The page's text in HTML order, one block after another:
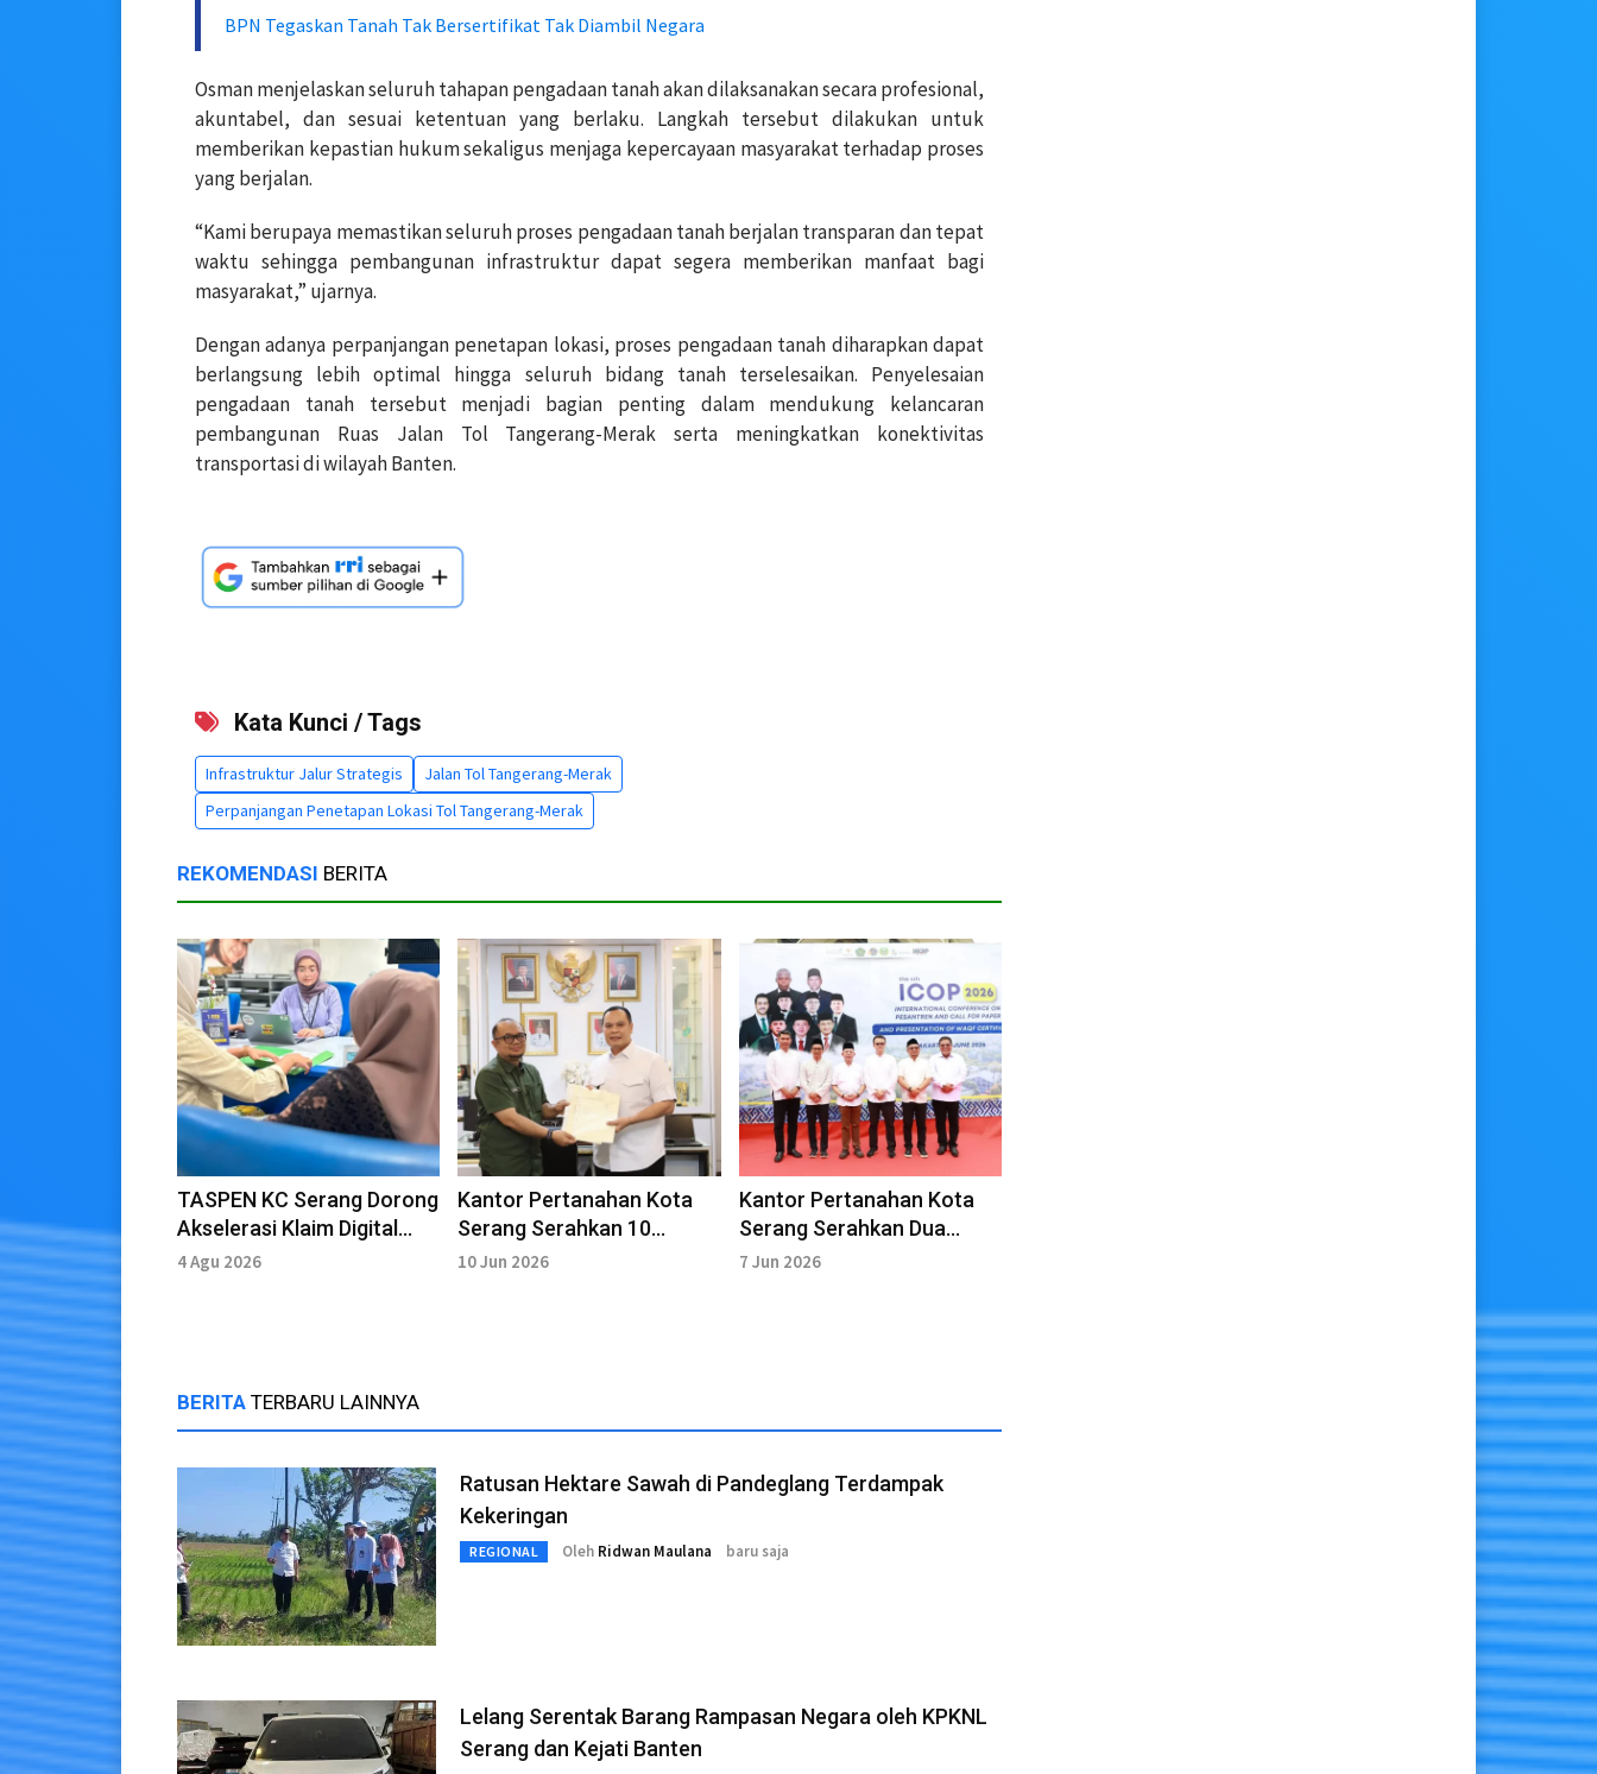
BPN Tegaskan Tanah Tak Bersertifikat Tak Diambil Negara
Osman menjelaskan seluruh tahapan pengadaan tanah akan dilaksanakan secara profesional,
akuntabel, dan sesuai ketentuan yang berlaku. Langkah tersebut dilakukan untuk
memberikan kepastian hukum sekaligus menjaga kepercayaan masyarakat terhadap proses
yang berjalan.
“Kami berupaya memastikan seluruh proses pengadaan tanah berjalan transparan dan tepat
waktu sehingga pembangunan infrastruktur dapat segera memberikan manfaat bagi
masyarakat,” ujarnya.
Dengan adanya perpanjangan penetapan lokasi, proses pengadaan tanah diharapkan dapat
berlangsung lebih optimal hingga seluruh bidang tanah terselesaikan. Penyelesaian
pengadaan tanah tersebut menjadi bagian penting dalam mendukung kelancaran
pembangunan Ruas Jalan Tol Tangerang-Merak serta meningkatkan konektivitas
transportasi di wilayah Banten.
Kata Kunci / Tags
Infrastruktur Jalur Strategis
Jalan Tol Tangerang-Merak
Perpanjangan Penetapan Lokasi Tol Tangerang-Merak
REKOMENDASI BERITA
TASPEN KC Serang Dorong
Akselerasi Klaim Digital
ASN dan Pensiunan Banten
4 Agu 2026
Kantor Pertanahan Kota
Serang Serahkan 10
Sertipikat Aset Pemkot
10 Jun 2026
Kantor Pertanahan Kota
Serang Serahkan Dua
Sertifikat Tanah Wakaf
7 Jun 2026
BERITA TERBARU LAINNYA
Ratusan Hektare Sawah di Pandeglang Terdampak
Kekeringan
REGIONAL Oleh Ridwan Maulana baru saja
Lelang Serentak Barang Rampasan Negara oleh KPKNL
Serang dan Kejati Banten